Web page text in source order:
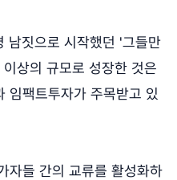
짓으로 시작했던 '그들만
상의 규모로 성장한 것은
임팩트투자가 주목받고 있
자들 간의 교류를 활성화하